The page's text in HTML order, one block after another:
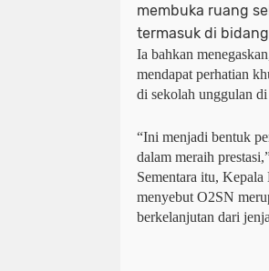
membuka ruang
termasuk di
Ia bahkan
mendapat perhatian
di sekolah unggulan
“Ini menjadi bentuk
dalam meraih
Sementara itu,
menyebut O2SN
berkelanjutan dari